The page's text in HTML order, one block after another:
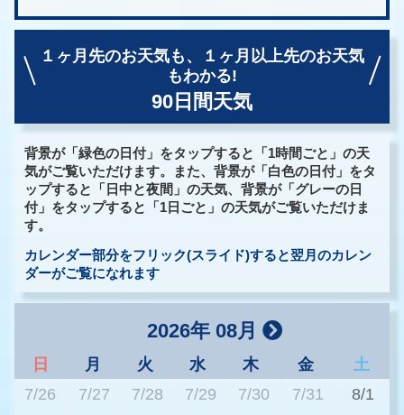
１ヶ月先のお天気も、
１ヶ月以上先のお天気
もわかる!
90日間天気
背景が「緑色の日付」をタップすると「1時間ごと」の天
気がご覧いただけます。また、背景が「白色の日付」をタ
ップすると「日中と夜間」の天気、背景が「グレーの日
付」をタップすると「1日ごと」の天気がご覧いただけま
す。
カレンダー部分をフリック(スライド)すると翌月のカレン
ダーがご覧になれます
2026年 08月
日 月 火 水 木 金
土
7/26
7/27 7/28 7/29 7/30 7/31 8/1